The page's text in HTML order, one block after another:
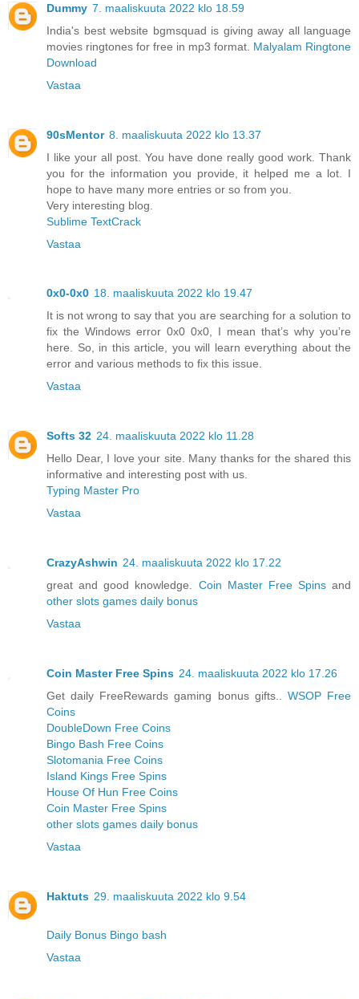
Dummy 7. maaliskuuta 2022 klo 18.59
India's best website bgmsquad is giving away all language
movies ringtones for free in mp3 format. Malyalam Ringtone
Download
Vastaa
90sMentor 8. maaliskuuta 2022 klo 13.37
I like your all post. You have done really good work. Thank
you for the information you provide, it helped me a lot. I
hope to have many more entries or so from you.
Very interesting blog.
Sublime TextCrack
Vastaa
0x0-0x0 18. maaliskuuta 2022 klo 19.47
It is not wrong to say that you are searching for a solution to
fix the Windows error 0x0 0x0, I mean that’s why you’re
here. So, in this article, you will learn everything about the
error and various methods to fix this issue.
Vastaa
Softs 32 24. maaliskuuta 2022 klo 11.28
Hello Dear, I love your site. Many thanks for the shared this
informative and interesting post with us.
Typing Master Pro
Vastaa
CrazyAshwin 24. maaliskuuta 2022 klo 17.22
great and good knowledge. Coin Master Free Spinsand
other slots games daily bonus​
Vastaa
Coin Master Free Spins 24. maaliskuuta 2022 klo 17.26
Get daily FreeRewards gaming bonus gifts.. WSOP Free
Coins
DoubleDown Free Coins
Bingo Bash Free Coins
Slotomania Free Coins
Island Kings Free Spins
House Of Hun Free Coins
Coin Master Free Spins
other slots games daily bonus​
Vastaa
Haktuts 29. maaliskuuta 2022 klo 9.54
Daily Bonus Bingo bash
Vastaa